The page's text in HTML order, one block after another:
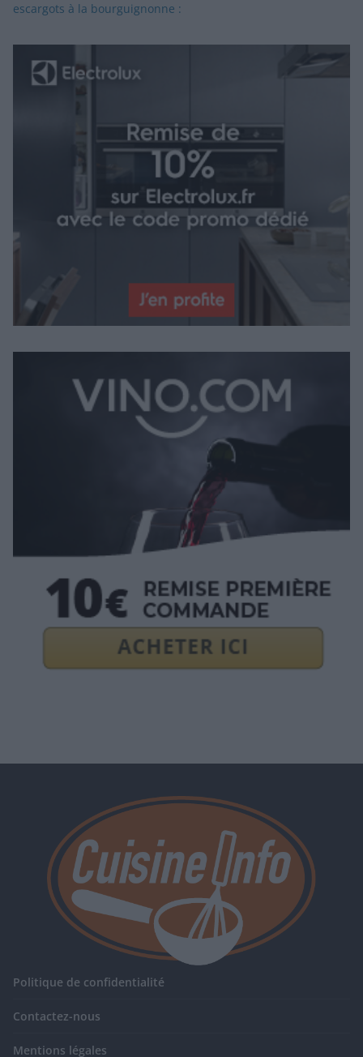
escargots à la bourguignonne :
Politique de confidentialité
Contactez-nous
Mentions légales